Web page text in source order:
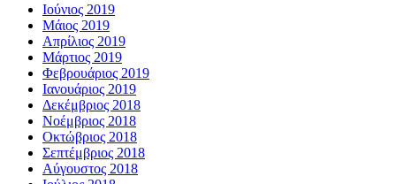
Ιούνιος 2019
Μάιος 2019
Απρίλιος 2019
Μάρτιος 2019
Φεβρουάριος 2019
Ιανουάριος 2019
Δεκέμβριος 2018
Νοέμβριος 2018
Οκτώβριος 2018
Σεπτέμβριος 2018
Αύγουστος 2018